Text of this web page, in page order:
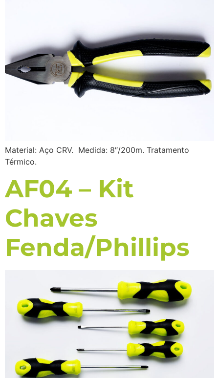
Material: Aço CRV. Medida: 8″/200m. Tratamento
Térmico.
AF04 – Kit
Chaves
Fenda/Phillips